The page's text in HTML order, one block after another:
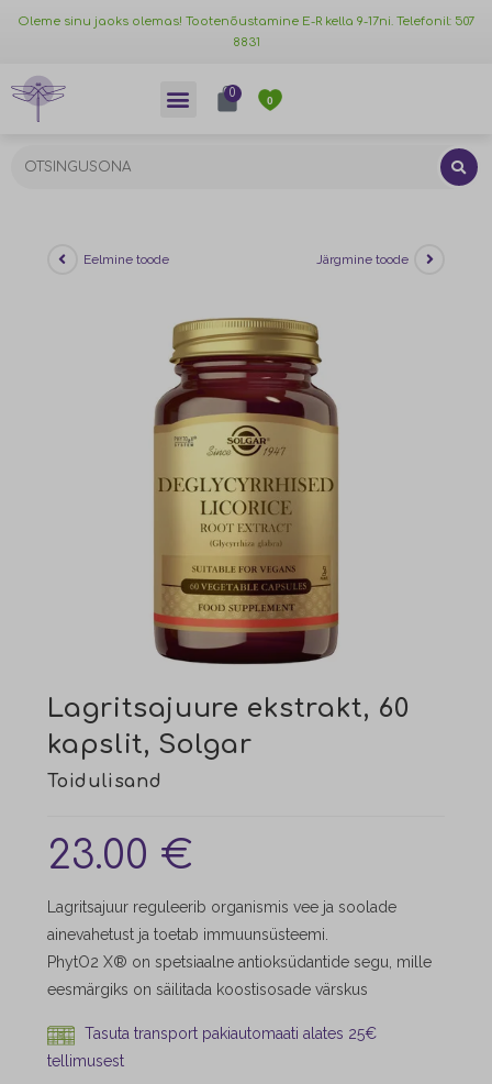
Oleme sinu jaoks olemas! Tootenõustamine E-R kella 9-17ni. Telefonil: 507
8831
0
0
Eelmine toode Järgmine toode
Lagritsajuure ekstrakt, 60
kapslit, Solgar
23.00 €
Lagritsajuur reguleerib organismis vee ja soolade
ainevahetust ja toetab immuunsüsteemi.
PhytO2 X® on spetsiaalne antioksüdantide segu, mille
eesmärgiks on säilitada koostisosade värskus
Tasuta transport pakiautomaati alates 25€
tellimusest